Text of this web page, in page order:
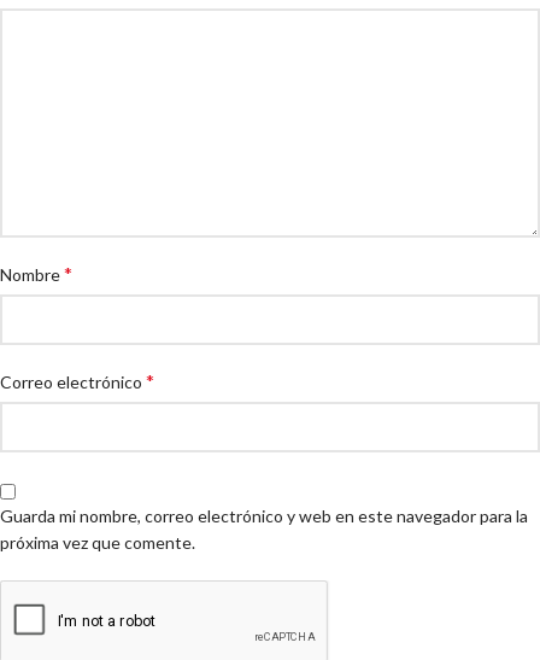
Nombre*
Correo electrónico *
Guarda mi nombre, correo electrónico y web en este navegador para la
próxima vez que comente.